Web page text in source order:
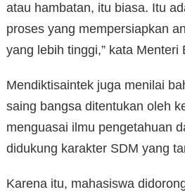
atau hambatan, itu biasa. Itu
proses yang mempersiapkan
yang lebih tinggi,” kata Menteri
Mendiktisaintek juga menilai
saing bangsa ditentukan oleh
menguasai ilmu pengetahuan
didukung karakter SDM yang
Karena itu, mahasiswa